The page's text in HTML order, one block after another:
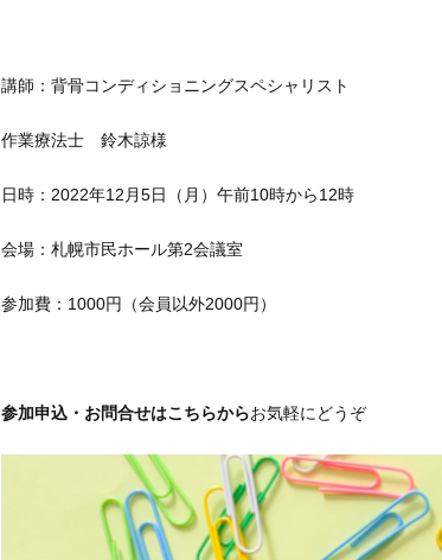
講師：背骨コンディショニングスペシャリスト
作業療法士 鈴木諒様
日時：2022年12月5日（月）午前10時から12時
会場：札幌市民ホール第2会議室
参加費：1000円（会員以外2000円）
参加申込・お問合せはこちらからお気軽にどうぞ